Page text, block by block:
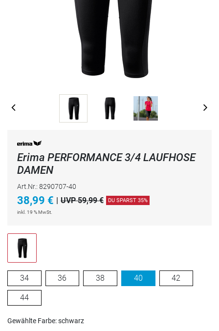
Erima PERFORMANCE 3/4 LAUFHOSE
DAMEN
Art.Nr.: 8290707-40
38,99 € | UVP 59,99 € DU SPARST 35%
inkl. 19 % MwSt.
34 36 38 40 42
44
Gewählte Farbe: schwarz